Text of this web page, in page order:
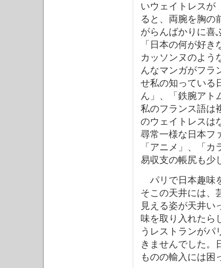
いウェイトレスが
ると、両腕を胸の
がらんばかりに喜
「日本の何が好
カッソンヌのよう
んなマンガがフラ
せ私の知っている
ん」、「鉄腕アト
私のフランス語は
のウェイトレスは
尋常一様な日本フ
「アニメ」、「
易収支の帳尻も少
パリで日本趣味
そこの天井には、
見える姿が天井い
味を取り入れたら
うレストランがパ
きませんでした。
ものの輸入には困